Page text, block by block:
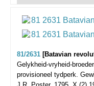
81/2631 [Batavian
Gelykheid-vryheid-
provisioneel tydperk.